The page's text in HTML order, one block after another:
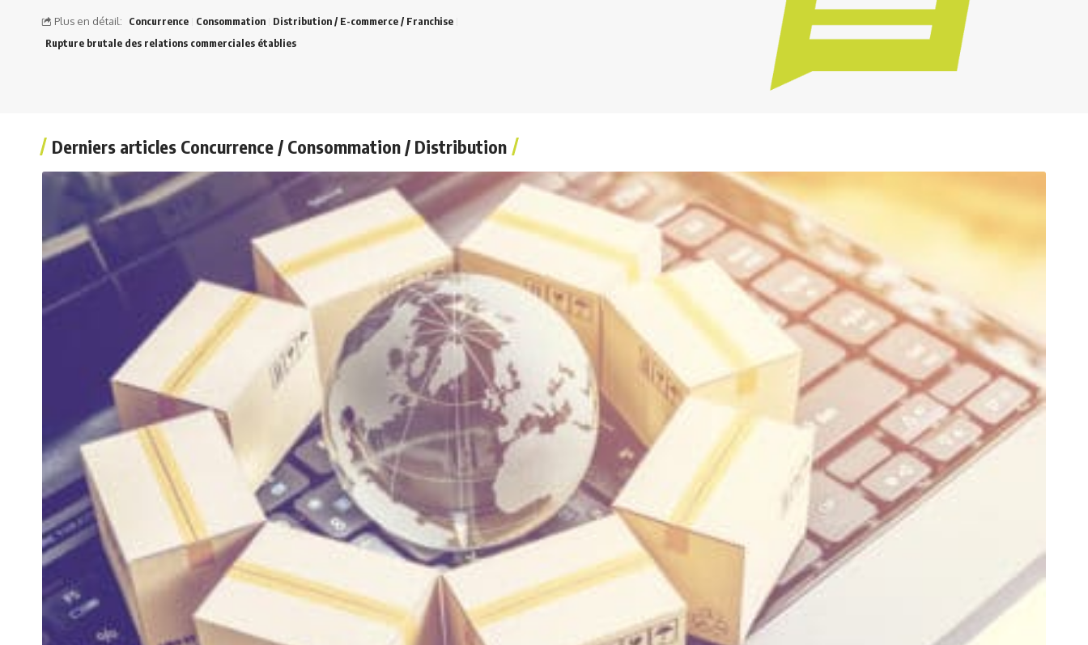
Plus en détail: Concurrence Consommation
Distribution / E-commerce / Franchise
Rupture brutale des relations commerciales établies
Derniers articles Concurrence / Consommation / Distribution